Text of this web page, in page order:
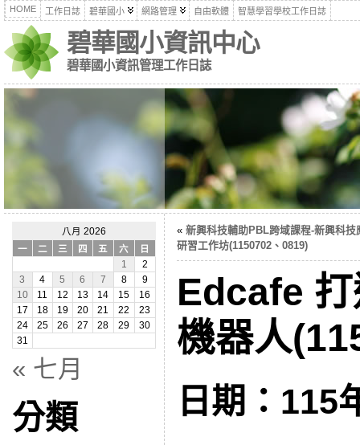
HOME 工作日誌 碧華國小 網路管理 自由軟體 智慧學習學校工作日誌
碧華國小資訊中心
碧華國小資訊管理工作日誌
八月 2026
一
二 三 四 五 六
日
1
2
3
4 5 6 7 8
9
10
11 12 13 14 15
16
17
18 19 20 21 22
23
24
25 26 27 28 29
30
31
« 七月
分類
« 新興科技輔助PBL跨域課程-新興科技
研習工作坊(1150702、0819)
Edcafe
機器人
日期：115